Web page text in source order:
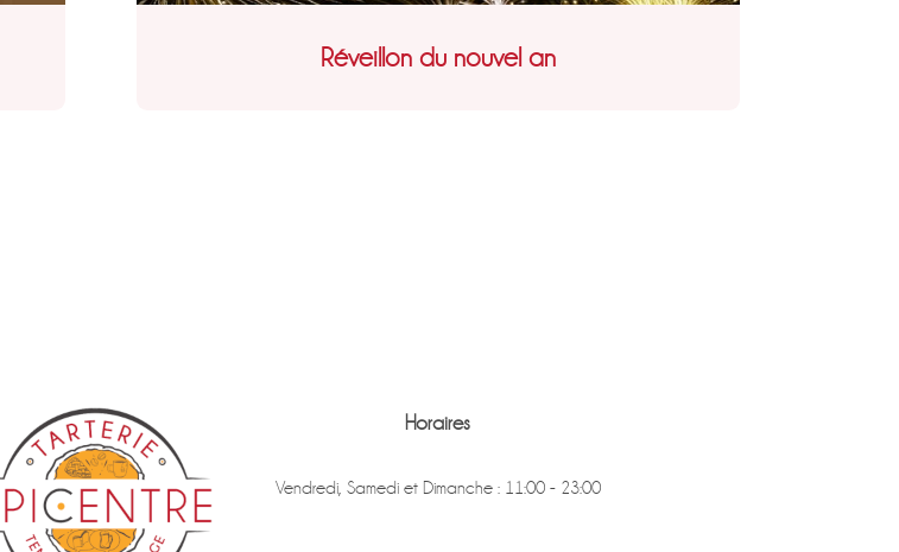
Réveillon du nouvel an
Horaires
Vendredi, Samedi et Dimanche : 11:00 - 23:00